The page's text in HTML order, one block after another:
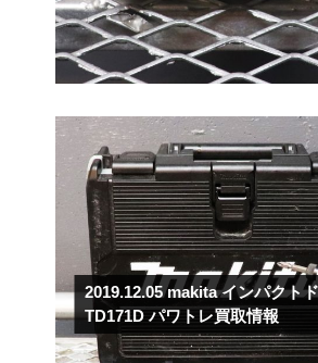
2019.12.05makita インパクト
TD171D パワトレ買取情報